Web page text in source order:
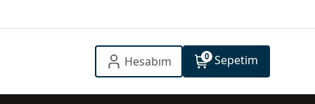
Hesabım 0 Sepetim